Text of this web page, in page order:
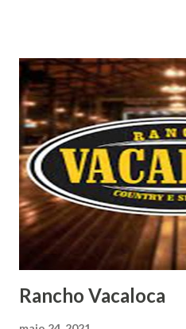
Rancho Vacaloca